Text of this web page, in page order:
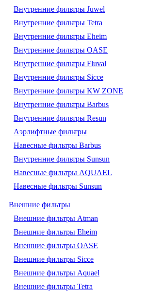
Внутренние фильтры Juwel
Внутренние фильтры Tetra
Внутренние фильтры Eheim
Внутренние фильтры OASE
Внутренние фильтры Fluval
Внутренние фильтры Sicce
Внутренние фильтры KW ZONE
Внутренние фильтры Barbus
Внутренние фильтры Resun
Аэрлифтные фильтры
Навесные фильтры Barbus
Внутренние фильтры Sunsun
Навесные фильтры AQUAEL
Навесные фильтры Sunsun
Внешние фильтры
Внешние фильтры Atman
Внешние фильтры Eheim
Внешние фильтры OASE
Внешние фильтры Sicce
Внешние фильтры Aquael
Внешние фильтры Tetra